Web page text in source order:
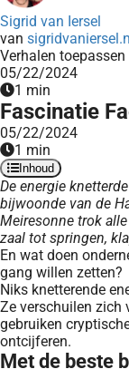
Sigrid van Iersel
van
Verhalen toepassen
05/22/2024
1 min
Fascinatie
05/22/2024
1 min
Inhoud
De energie
bijwoonde van de
Meiresonne trok
zaal tot springen,
En wat doen
gang willen zetten?
Niks knetterende
Ze verschuilen zich
gebruiken
ontcijferen.
Met de beste